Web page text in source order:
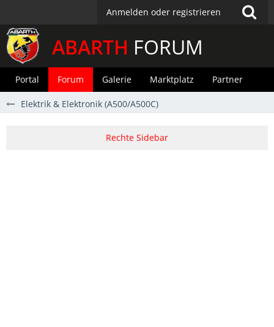
Anmelden oder registrieren
ABARTH FORUM
Portal Forum Galerie Marktplatz Partner
Elektrik & Elektronik (A500/A500C)